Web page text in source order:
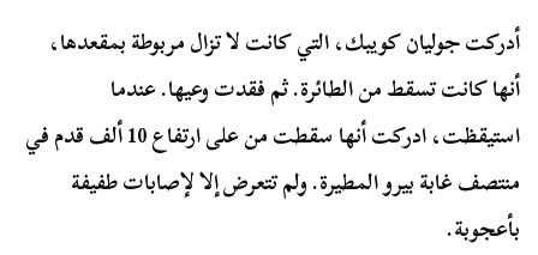
أدركت جوليان كويبك، التي كانت لا تزال مربوطة بمقعدها،
أنها كانت تسقط من الطائرة. ثم فقدت وعيها. عندما
استيقظت، ادركت أنها سقطت من على ارتفاع 10 ألف قدم في
منتصف غابة بيرو المطيرة. ولم تتعرض إلا لإصابات طفيفة
بأعجوبة.